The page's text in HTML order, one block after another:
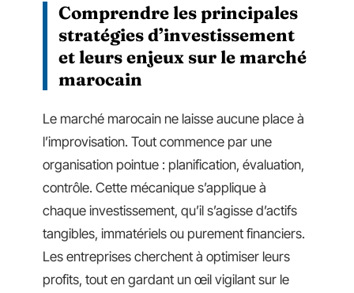
Comprendre les principales
stratégies d’investissement
et leurs enjeux sur le marché
marocain
Le marché marocain ne laisse aucune place à
l’improvisation. Tout commence par une
organisation pointue : planification, évaluation,
contrôle. Cette mécanique s’applique à
chaque investissement, qu’il s’agisse d’actifs
tangibles, immatériels ou purement financiers.
Les entreprises cherchent à optimiser leurs
profits, tout en gardant un œil vigilant sur le